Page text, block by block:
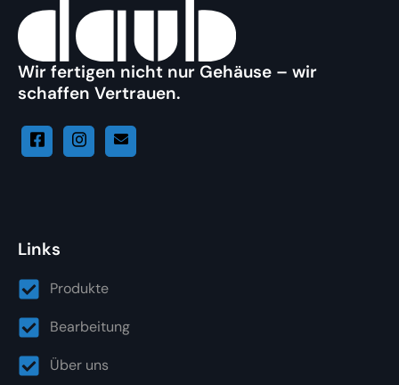
Wir fertigen nicht nur Gehäuse – wir
schaffen Vertrauen.
Links
Produkte
Bearbeitung
Über uns